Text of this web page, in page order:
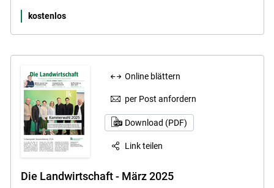
kostenlos
Online blättern
per Post anfordern
Download (PDF)
Link teilen
Die Landwirtschaft - März 2025